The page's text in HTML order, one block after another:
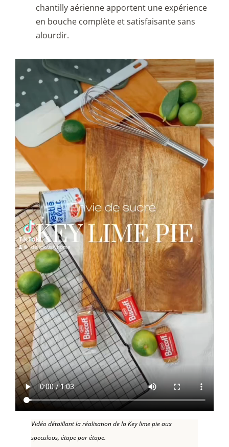
chantilly aérienne apportent une expérience
en bouche complète et satisfaisante sans
alourdir.
Vidéo détaillant la réalisation de la Key lime pie aux
speculoos, étape par étape.